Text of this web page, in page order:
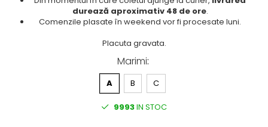
durează aproximativ 48 de ore.
Comenzile plasate în weekend vor fi procesate luni.
Placuta gravata.
Marimi:
A B C
9993IN STOC